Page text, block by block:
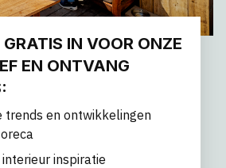
IN VOOR ONZE
EN ONTVANG
trends en ontwikkelingen
inspiratie